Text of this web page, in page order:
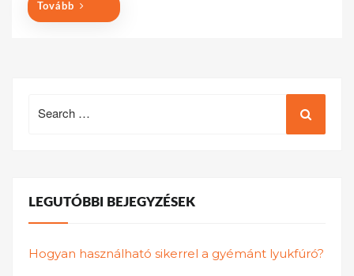
Tovább
for:
LEGUTÓBBI BEJEGYZÉSEK
Hogyan használható sikerrel a gyémánt lyukfúró?